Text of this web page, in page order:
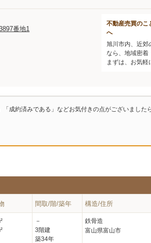
番地1
不動産売買のこ
へ
旭川市内、近郊
なら、地域密着
まずは、お気
成約済みである」などお気付きの点がございました
間取/階/築年 構造/住所
－
3階建
築34年
鉄骨造
富山県富山市